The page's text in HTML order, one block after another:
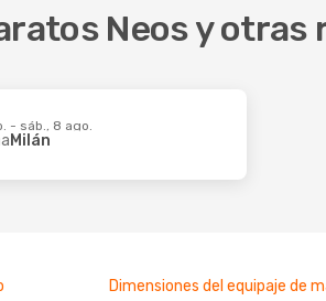
Neos y
- sáb., 8 ago.
aMilán
Dimensiones del equipaje de